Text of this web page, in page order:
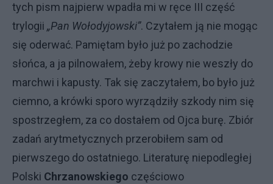
tych pism najpierw wpadła mi w ręce III część
trylogii „Pan Wołodyjowski”. Czytałem ją nie mogąc
się oderwać. Pamiętam było już po zachodzie
słońca, a ja pilnowałem, żeby krowy nie weszły do
marchwi i kapusty. Tak się zaczytałem, bo było już
ciemno, a krówki sporo wyrządziły szkody nim się
spostrzegłem, za co dostałem od Ojca burę. Zbiór
zadań arytmetycznych przerobiłem sam od
pierwszego do ostatniego. Literaturę niepodległej
Polski Chrzanowskiego częściowo